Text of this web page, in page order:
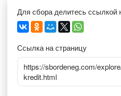
Для сбора делитесь ссылкой
Ссылка на страницу
https://sbordeneg.com/
kredit.html